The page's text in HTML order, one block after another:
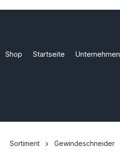
Shop Startseite Unternehmen
Sortiment Gewindeschneider